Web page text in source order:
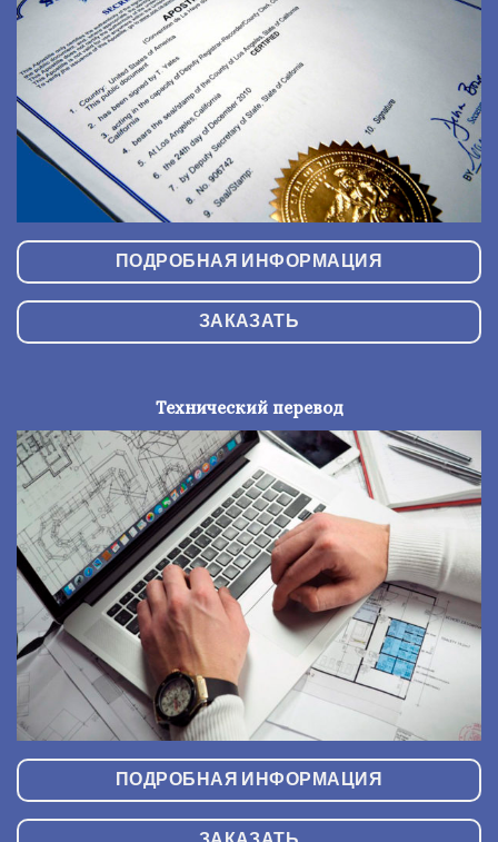
ПОДРОБНАЯ ИНФОРМАЦИЯ
ЗАКАЗАТЬ
Технический перевод
ПОДРОБНАЯ ИНФОРМАЦИЯ